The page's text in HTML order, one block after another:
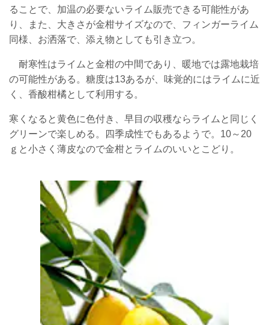
ることで、加温の必要ないライム販売できる可能性があ
り、また、大きさが金柑サイズなので、フィンガーライム
同様、お洒落で、添え物としても引き立つ。
耐寒性はライムと金柑の中間であり、暖地では露地栽培
の可能性がある。糖度は13あるが、味覚的にはライムに近
く、香酸柑橘として利用する。
寒くなると黄色に色付き、早目の収穫ならライムと同じく
グリーンで楽しめる。四季成性でもあるようで。10～20
ｇと小さく薄皮なので金柑とライムのいいとこどり。